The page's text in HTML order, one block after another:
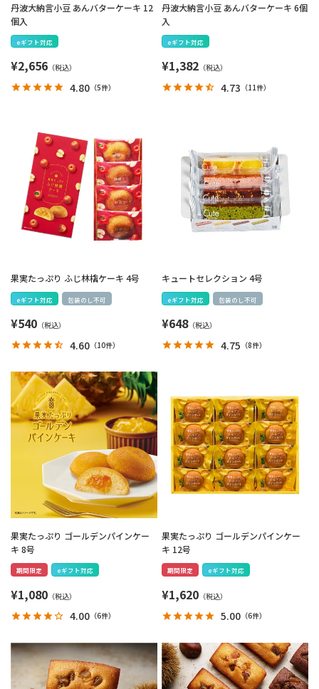
丹波大納言小豆 あんバターケーキ 12
個入
eギフト対応
¥2,656
4.80 （5件）
丹波大納言小豆 あんバターケーキ 6個
入
eギフト対応
¥1,382
4.73 （11件）
果実たっぷり ふじ林檎ケーキ 4号
eギフト対応 包装のし不可
¥540
4.60 （10件）
キュートセレクション 4号
eギフト対応 包装のし不可
¥648
4.75 （8件）
果実たっぷり ゴールデンパインケー
キ 8号
期間限定 eギフト対応
¥1,080
4.00 （6件）
果実たっぷり ゴールデンパインケー
キ 12号
期間限定 eギフト対応
¥1,620
5.00 （6件）